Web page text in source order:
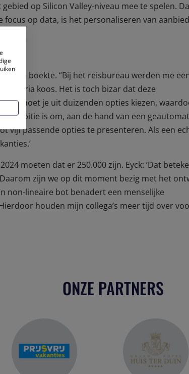
op Silicon Valley-niveau mee te spelen.
op data, is het personaliseren van
boekte. “Bij het reisbureau werden me
Canaria koos. Het is toch bizar dat deze
moet je uit duizenden opties kiezen,
ambitie is om, aan de hand van een
vijf passende opties te presenteren. Als een
moeten dat er 250.000 zijn. Eyck: ‘Dat
zijn we op dit moment bezig met het
non-lineaire bot benadert een menselijke
houden mijn collega’s meer tijd over
ONZE PARTNERS